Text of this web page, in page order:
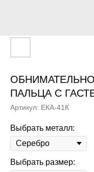
ПАЛЬЦА С
Артикул: ЕКА-41К
Выбрать металл:
Выбрать размер: